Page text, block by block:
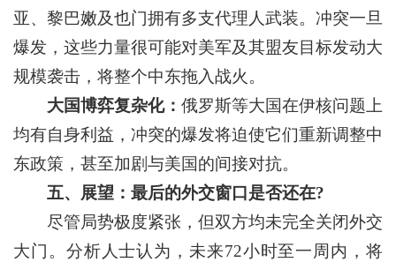
亚、黎巴嫩及也门拥有多支代理人武装。冲突一旦
爆发，这些力量很可能对美军及其盟友目标发动大
规模袭击，将整个中东拖入战火。
大国博弈复杂化： 俄罗斯等大国在伊核问题上
均有自身利益，冲突的爆发将迫使它们重新调整中
东政策，甚至加剧与美国的间接对抗。
五、展望：最后的外交窗口是否还在?
尽管局势极度紧张，但双方均未完全关闭外交
大门。分析人士认为，未来72小时至一周内，将